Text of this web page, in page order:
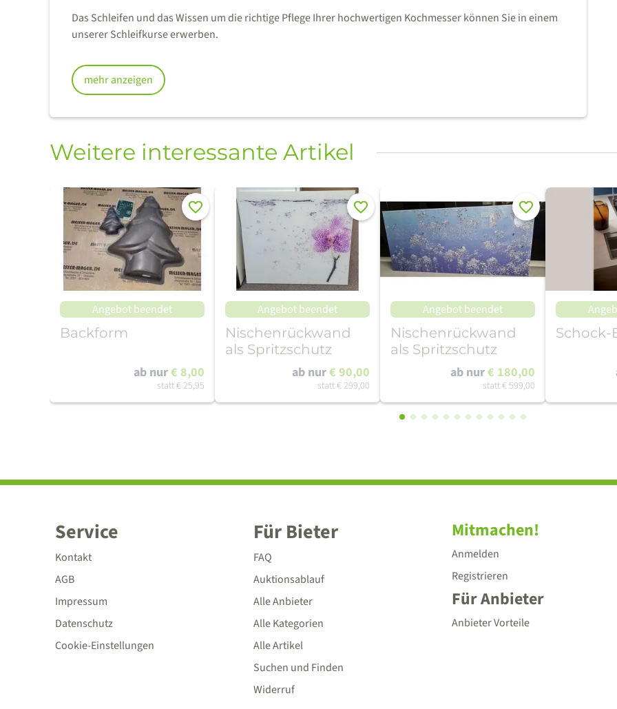
Das Schleifen und das Wissen um die richtige Pflege Ihrer hochwertigen Kochmesser können Sie in einem
unserer Schleifkurse erwerben.
mehr anzeigen
Weitere interessante Artikel
Merken
Angebot beendet
Backform
ab nur€ 8,00
statt€ 25,95
Merken
Angebot beendet
Nischenrückwand
als Spritzschutz
ab nur€ 90,00
statt€ 299,00
Merken
Angebot beendet
Nischenrückwand
als Spritzschutz
ab nur€ 180,00
statt€ 599,00
Schock-
Service
Kontakt
AGB
Impressum
Datenschutz
Cookie-Einstellungen
Für Bieter
FAQ
Auktionsablauf
Alle Anbieter
Alle Kategorien
Alle Artikel
Suchen und Finden
Widerruf
Mitmachen!
Anmelden
Registrieren
Für Anbieter
Anbieter Vorteile